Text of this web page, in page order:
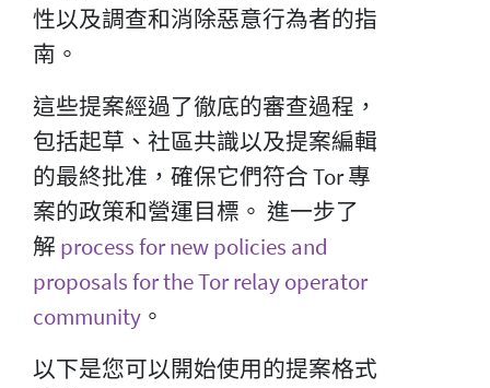
性以及調查和消除惡意行為者的指
南。
這些提案經過了徹底的審查過程，
包括起草、社區共識以及提案編輯
的最終批准，確保它們符合 Tor 專
案的政策和營運目標。 進一步了
解 process for new policies and
proposals for the Tor relay operator
community 。
以下是您可以開始使用的提案格式